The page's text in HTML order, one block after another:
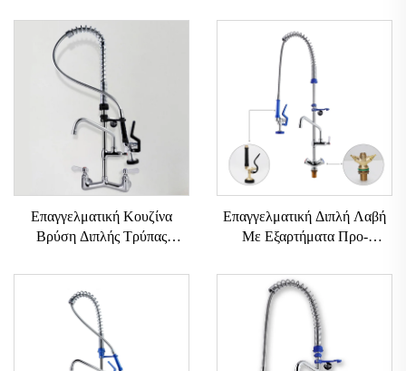
Επαγγελματική Κουζίνα
Βρύση Διπλής Τρύπας
Εύκολης Εγκατάστασης Με
Ελατήριο Μονάδα Προ-
ξεβγματος Με Κεραμικό
Πυρήνα Βαλβίδας
Ρυθμιζόμενου Ύψους
Επαγγελματική Διπλή Λαβή
Με Εξαρτήματα Προ-
Ύψους Εύκολης
Εγκατάστασης Με Επιλογές
Τροχαλίες Χειρός Μονής
Νιπτήρα